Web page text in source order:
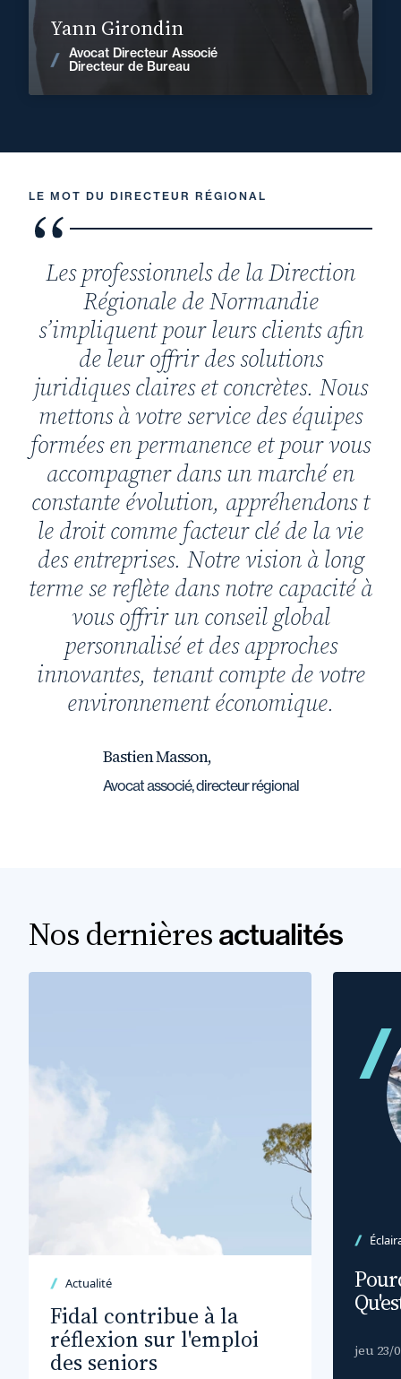
Yann Girondin
Avocat Directeur Associé
Directeur de Bureau
En savoir plus
Voir les actualités
LE MOT DU DIRECTEUR RÉGIONAL
Les professionnels de la Direction
Régionale de Normandie
s’impliquent pour leurs clients afin
de leur offrir des solutions
juridiques claires et concrètes. Nous
mettons à votre service des équipes
formées en permanence et pour vous
accompagner dans un marché en
constante évolution, appréhendons t
le droit comme facteur clé de la vie
des entreprises. Notre vision à long
terme se reflète dans notre capacité à
vous offrir un conseil global
personnalisé et des approches
innovantes, tenant compte de votre
environnement économique.
Bastien Masson,
Avocat associé, directeur régional
Nos dernières actualités
Actualité
Fidal contribue à la
réflexion sur l'emploi
des seniors jeu 23/